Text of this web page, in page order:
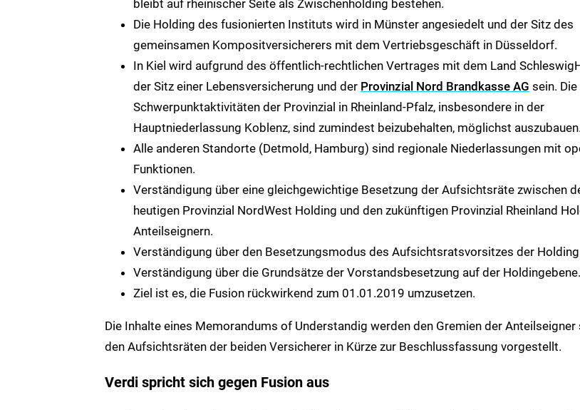
bleibt auf rheinischer Seite als Zwischenholding bestehen.
Die Holding des fusionierten Instituts wird in Münster angesiedelt und der Sitz des
gemeinsamen Kompositversicherers mit dem Vertriebsgeschäft in Düsseldorf.
In Kiel wird aufgrund des öffentlich-rechtlichen Vertrages mit dem Land
der Sitz einer Lebensversicherung und der Provinzial Nord Brandkasse AG sein. Die
Schwerpunktaktivitäten der Provinzial in Rheinland-Pfalz, insbesondere in der
Hauptniederlassung Koblenz, sind zumindest beizubehalten, möglichst auszubauen.
Alle anderen Standorte (Detmold, Hamburg) sind regionale Niederlassungen mit
Funktionen.
Verständigung über eine gleichgewichtige Besetzung der Aufsichtsräte zwischen
heutigen Provinzial NordWest Holding und den zukünftigen Provinzial Rheinland
Anteilseignern.
Verständigung über den Besetzungsmodus des Aufsichtsratsvorsitzes der
Verständigung über die Grundsätze der Vorstandsbesetzung auf der Holdingebene.
Ziel ist es, die Fusion rückwirkend zum 01.01.2019 umzusetzen.
Die Inhalte eines Memorandums of Understandig werden den Gremien der Anteilseigner
den Aufsichtsräten der beiden Versicherer in Kürze zur Beschlussfassung vorgestellt.
Verdi spricht sich gegen Fusion aus